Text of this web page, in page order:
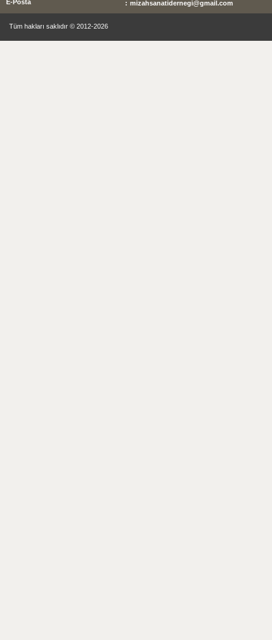
E-Posta : mizahsanatidernegi@gmail.com
Tüm hakları saklıdır © 2012-2026